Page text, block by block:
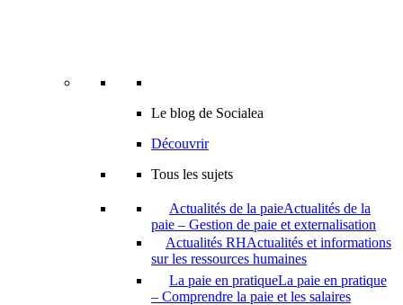
Le blog de Socialea
Découvrir
Tous les sujets
Actualités de la paieActualités de la
paie – Gestion de paie et externalisation
Actualités RHActualités et informations
sur les ressources humaines
La paie en pratiqueLa paie en pratique
– Comprendre la paie et les salaires